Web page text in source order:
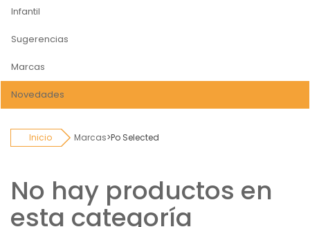
Infantil
Sugerencias
Marcas
Novedades
Inicio Marcas>Po Selected
No hay productos en
esta categoría